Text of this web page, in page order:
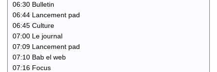
06:30 Bulletin
06:44 Lancement pad
06:45 Culture
07:00 Le journal
07:09 Lancement pad
07:10 Bab el web
07:16 Focus